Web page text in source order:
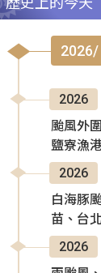
2026
颱風外
鹽寮漁
2026
白海豚
苗、台
2026